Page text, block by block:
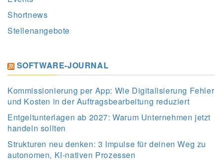
Shortnews
Stellenangebote
SOFTWARE-JOURNAL
Kommissionierung per App: Wie Digitalisierung Fehler
und Kosten in der Auftragsbearbeitung reduziert
Entgeltunterlagen ab 2027: Warum Unternehmen jetzt
handeln sollten
Strukturen neu denken: 3 Impulse für deinen Weg zu
autonomen, KI-nativen Prozessen